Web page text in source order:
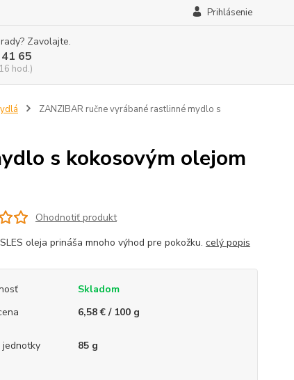
Prihlásenie
Zavolajte.
65
hod.)
ZANZIBAR ručne vyrábané rastlinné mydlo s
s kokosovým olejom
Ohodnotiť produkt
oleja prináša mnoho výhod pre pokožku. celý popis
Skladom
6,58 € / 100 g
jednotky 85 g